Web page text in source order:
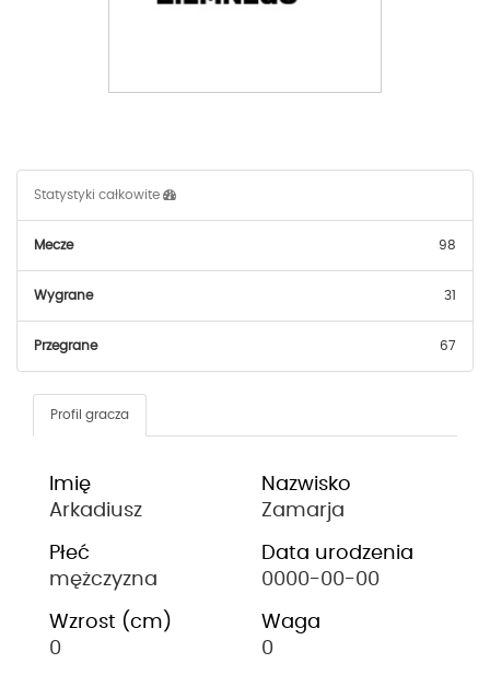
Statystyki całkowite
Mecze 98
Wygrane 31
Przegrane 67
Profil gracza
Imię
Arkadiusz
Nazwisko
Zamarja
Płeć
mężczyzna
Data urodzenia
0000-00-00
Wzrost (cm)
0
Waga
0